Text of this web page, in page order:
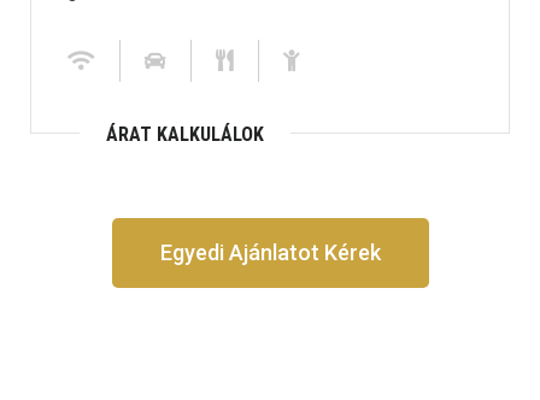
ÁRAT KALKULÁLOK
Egyedi Ajánlatot Kérek